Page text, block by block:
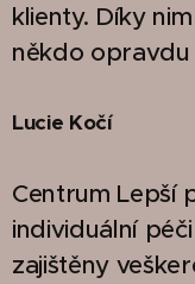
klienty. Díky
někdo opravdu
Lucie Kočí
Centrum Lepší
individuální
zajištěny